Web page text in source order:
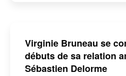
Virginie Bruneau se
débuts de sa relation
Sébastien Delorme